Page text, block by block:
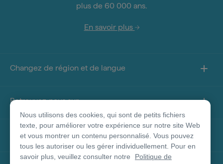
plus de 60 000 ans.
En savoir plus
Changez de région et de langue
Retrouvez-nous sur
À propos de ce site
Nous utilisons des cookies, qui sont de petits fichiers
texte, pour améliorer votre expérience sur notre site Web
et vous montrer un contenu personnalisé. Vous pouvez
tous les autoriser ou les gérer individuellement. Pour en
savoir plus, veuillez consulter notre
Politique de